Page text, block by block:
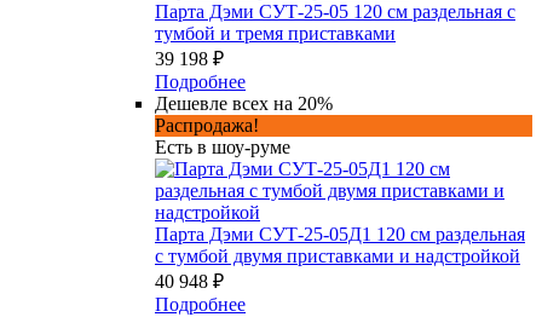
Парта Дэми СУТ-25-05 120 см раздельная с
тумбой и тремя приставками
39 198 ₽
Подробнее
Дешевле всех на 20%
Распродажа!
Есть в шоу-руме
Парта Дэми СУТ-25-05Д1 120 см раздельная
с тумбой двумя приставками и надстройкой
40 948 ₽
Подробнее